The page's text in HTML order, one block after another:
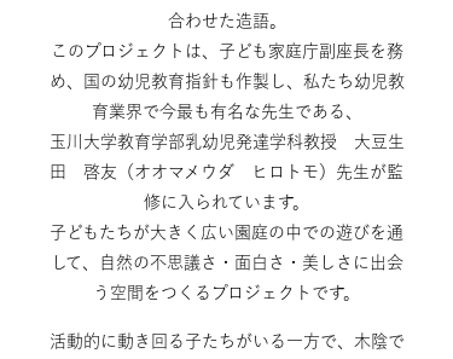
合わせた造語。
このプロジェクトは、子ども家庭庁副座長を務
め、国の幼児教育指針も作製し、私たち幼児教
育業界で今最も有名な先生である、
玉川大学教育学部乳幼児発達学科教授 大豆生
田 啓友（オオマメウダ ヒロトモ）先生が監
修に入られています。
子どもたちが大きく広い園庭の中での遊びを通
して、自然の不思議さ・面白さ・美しさに出会
う空間をつくるプロジェクトです。
活動的に動き回る子たちがいる一方で、木陰で